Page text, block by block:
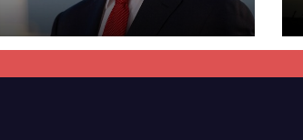
“Talir 2”, gjykata
rrëzon akuzat për
ndërtimin e
paligjshëm të selisë